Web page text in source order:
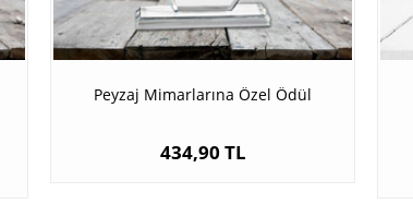
Peyzaj Mimarlarına Özel Ödül
434,90 TL